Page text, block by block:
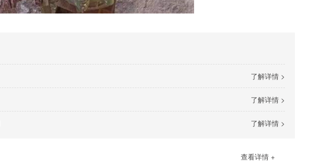
了解详情 >
了解详情 >
了解详情 >
查看详情 +